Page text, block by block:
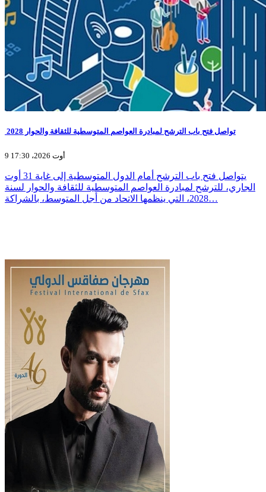
تواصل فتح باب الترشح لمبادرة العواصم المتوسطية للثقافة والحوار 2028
9 أوت 2026، 17:30
يتواصل فتح باب الترشح أمام الدول المتوسطية إلى غاية 31 أوت
الجاري، للترشح لمبادرة العواصم المتوسطية للثقافة والحوار لسنة
2028، التي ينظمها الاتحاد من أجل المتوسط، بالشراكة…